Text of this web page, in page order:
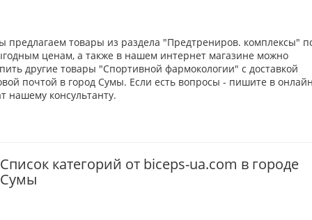
предлагаем товары из раздела "Предтрениров. комплексы"
ценам, а также в нашем интернет магазине можно
другие товары "Спортивной фармокологии" с доставкой
почтой в город Сумы. Если есть вопросы - пишите в
нашему консультанту.
Список категорий от biceps-ua.com в городе
Сумы